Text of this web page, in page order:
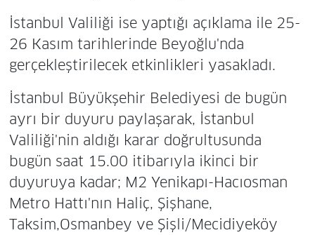
İstanbul Valiliği ise yaptığı açıklama ile 25-
26 Kasım tarihlerinde Beyoğlu'nda
gerçekleştirilecek etkinlikleri yasakladı.
İstanbul Büyükşehir Belediyesi de bugün
ayrı bir duyuru paylaşarak, İstanbul
Valiliği'nin aldığı karar doğrultusunda
bugün saat 15.00 itibarıyla ikinci bir
duyuruya kadar; M2 Yenikapı-Hacıosman
Metro Hattı'nın Haliç, Şişhane,
Taksim,Osmanbey ve Şişli/Mecidiyeköy